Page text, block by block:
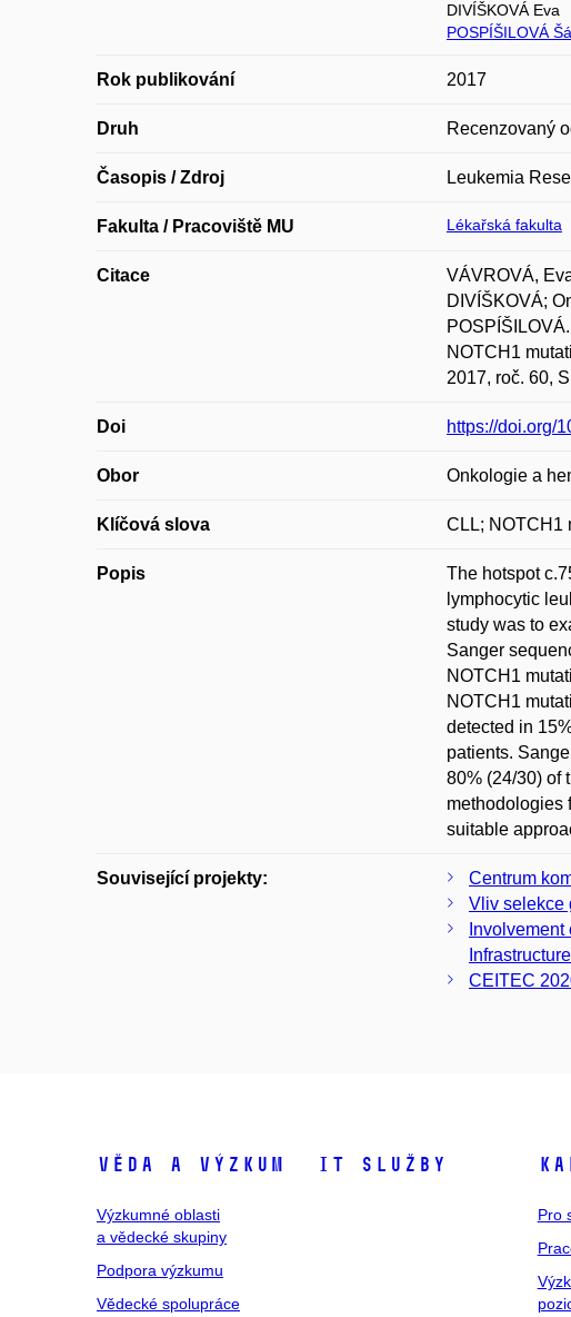
DIVÍŠKOVÁ Eva
POSPÍŠILOVÁ
Rok publikování 2017
Druh Recenzovaný
Časopis / Zdroj Leukemia
Fakulta / Pracoviště MU Lékařská fakulta
Citace
VÁVROVÁ,
DIVÍŠKOVÁ;
NOTCH1
2017, roč. 60,
Doi https://doi.org/
Obor Onkologie a
Klíčová slova CLL; NOTCH1
Popis
The hotspot
lymphocytic
study was to
Sanger
NOTCH1
NOTCH1
detected in
patients.
80% (24/30) of
methodologies
suitable
Související projekty:
Centrum
Vliv selekce
CEITEC
Věda a výzkum
Výzkumné oblasti
a vědecké skupiny
Podpora výzkumu
Vědecké spolupráce
IT služby
Pro